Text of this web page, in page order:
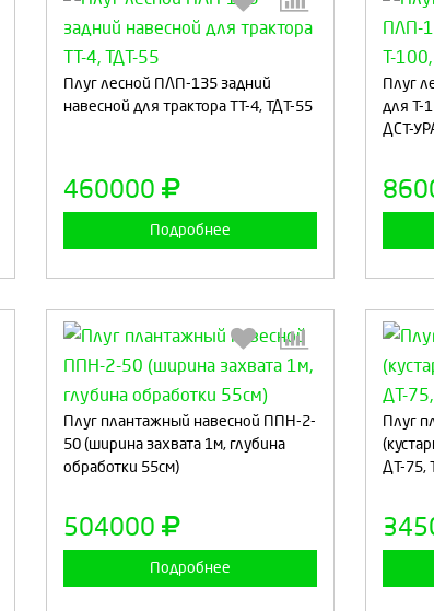
Плуг лесной ПЛП-135 задний
навесной для трактора ТТ-4, ТДТ-55
460000
Подробнее
Выберите количество:
Плуг
для Т-
ДСТ-
Плуг плантажный навесной ППН-2-
50 (ширина захвата 1м, глубина
обработки 55см)
504000
Подробнее
Выберите количество:
Плуг
ДТ-75,